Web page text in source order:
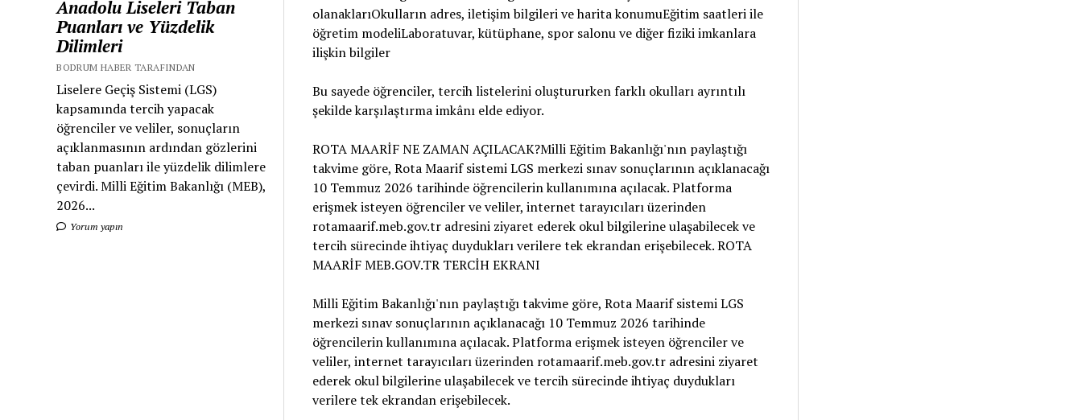
Anadolu Liseleri Taban
Puanları ve Yüzdelik
Dilimleri
BODRUM HABER TARAFINDAN
Liselere Geçiş Sistemi (LGS)
kapsamında tercih yapacak
öğrenciler ve veliler, sonuçların
açıklanmasının ardından gözlerini
taban puanları ile yüzdelik dilimlere
çevirdi. Milli Eğitim Bakanlığı (MEB),
2026...
Yorum yapın
olanaklarıOkulların adres, iletişim bilgileri ve harita konumuEğitim saatleri ile
öğretim modeliLaboratuvar, kütüphane, spor salonu ve diğer fiziki imkanlara
ilişkin bilgiler
Bu sayede öğrenciler, tercih listelerini oluştururken farklı okulları ayrıntılı
şekilde karşılaştırma imkânı elde ediyor.
ROTA MAARİF NE ZAMAN AÇILACAK?Milli Eğitim Bakanlığı'nın paylaştığı
takvime göre, Rota Maarif sistemi LGS merkezi sınav sonuçlarının açıklanacağı
10 Temmuz 2026 tarihinde öğrencilerin kullanımına açılacak. Platforma
erişmek isteyen öğrenciler ve veliler, internet tarayıcıları üzerinden
rotamaarif.meb.gov.tr adresini ziyaret ederek okul bilgilerine ulaşabilecek ve
tercih sürecinde ihtiyaç duydukları verilere tek ekrandan erişebilecek. ROTA
MAARİF MEB.GOV.TR TERCİH EKRANI
Milli Eğitim Bakanlığı'nın paylaştığı takvime göre, Rota Maarif sistemi LGS
merkezi sınav sonuçlarının açıklanacağı 10 Temmuz 2026 tarihinde
öğrencilerin kullanımına açılacak. Platforma erişmek isteyen öğrenciler ve
veliler, internet tarayıcıları üzerinden rotamaarif.meb.gov.tr adresini ziyaret
ederek okul bilgilerine ulaşabilecek ve tercih sürecinde ihtiyaç duydukları
verilere tek ekrandan erişebilecek.